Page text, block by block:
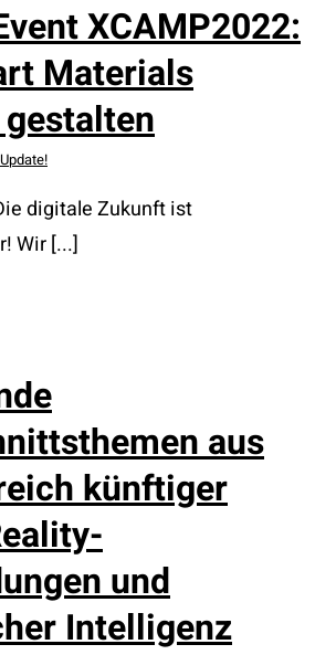
XCAMP2022:
Materials
digitale Zukunft ist
Wir [...]
aus
künftiger
und
Intelligenz